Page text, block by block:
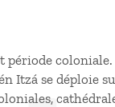
période
Itzá se déploie